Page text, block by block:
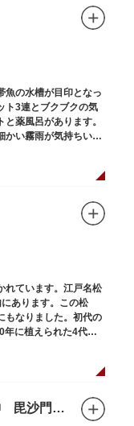
魚の水槽が目印となっ
ト3連とブクブクの気
薬風呂があります。
かい霧雨が気持ちいい
れています。江戸名松
あります。この松
もなりました。初代の
年に植えられた4代目
天王寺（谷中七福神 毘沙門天）